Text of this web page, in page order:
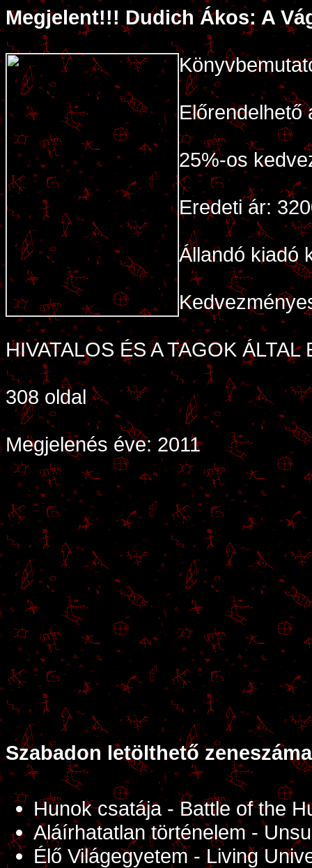
Megjelent!!! Dudich Ákos: A
Előrendelhető
25%-os
Eredeti ár:
Állandó kiadó
HIVATALOS ÉS A TAGOK
308 oldal
Megjelenés éve: 2011
Szabadon letölthető
Hunok csatája - Battle of the
Aláírhatatlan történelem -
Élő Világegyetem - Living